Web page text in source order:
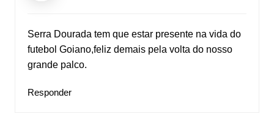
Serra Dourada tem que estar presente na vida do
futebol Goiano,feliz demais pela volta do nosso
grande palco.
Responder